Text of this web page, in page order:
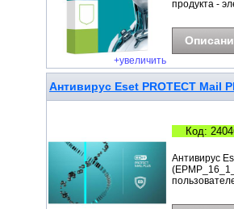
+увеличить
продукта -
Антивирус Eset PROTECT Mail
Код:
Антивирус